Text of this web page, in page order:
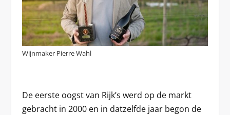
Wijnmaker Pierre Wahl
De eerste oogst van Rijk’s werd op de markt
gebracht in 2000 en in datzelfde jaar begon de